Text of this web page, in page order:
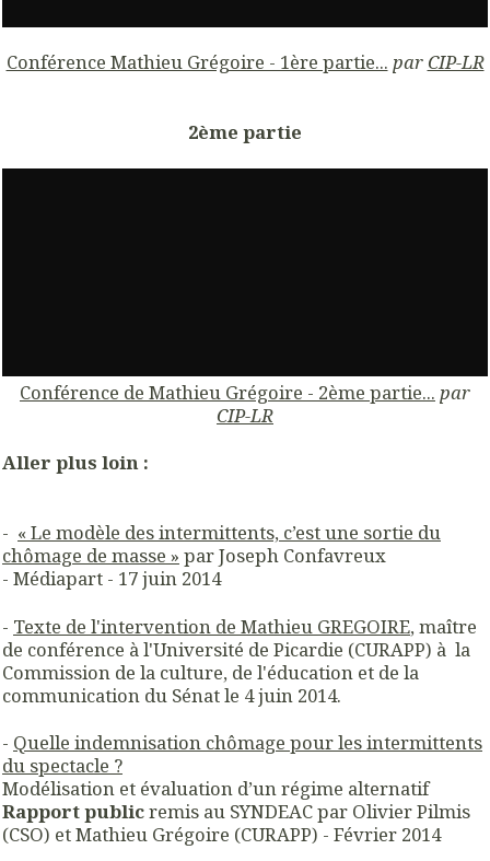
Conférence Mathieu Grégoire - 1ère partie... par CIP-LR
2ème partie
Conférence de Mathieu Grégoire - 2ème partie... par
CIP-LR
Aller plus loin :
- « Le modèle des intermittents, c’est une sortie du
chômage de masse » par Joseph Confavreux
- Médiapart - 17 juin 2014
- Texte de l'intervention de Mathieu GREGOIRE, maître
de conférence à l'Université de Picardie (CURAPP) à la
Commission de la culture, de l'éducation et de la
communication du Sénat le 4 juin 2014.
- Quelle indemnisation chômage pour les intermittents
du spectacle ?
Modélisation et évaluation d’un régime alternatif
Rapport publicremis au SYNDEAC par Olivier Pilmis
(CSO) et Mathieu Grégoire (CURAPP) - Février 2014